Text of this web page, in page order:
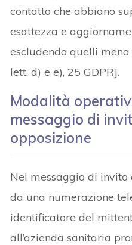
contatto che abbiano
esattezza e
escludendo quelli
lett. d) e e), 25 GDPR].
Modalità
messaggio di
opposizione
Nel messaggio di invito
da una numerazione
identificatore del
all’azienda sanitaria